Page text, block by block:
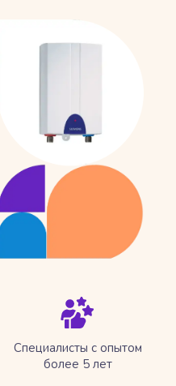
Специалисты с опытом
более 5 лет